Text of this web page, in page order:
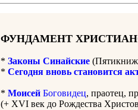
ФУНДАМЕНТ
* Законы Синайские
* Сегодня вновь становится
* Моисей Боговидец, праотец,
(+ XVI век до Рождества